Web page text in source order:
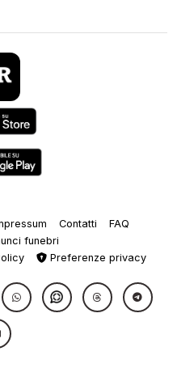
Contatti
FAQ
funebri
Preferenze privacy